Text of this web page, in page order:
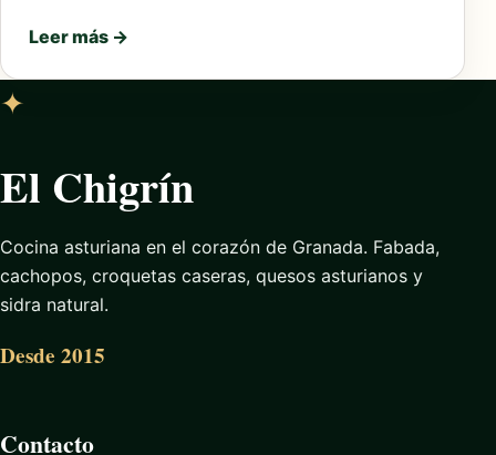
Leer más →
✦
El Chigrín
Cocina asturiana en el corazón de Granada. Fabada,
cachopos, croquetas caseras, quesos asturianos y
sidra natural.
Desde 2015
Contacto